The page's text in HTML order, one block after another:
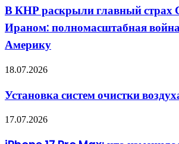
террориста,
чтобы
воевать
с
Россией
раскрыли
главный
страх
перед
полномасштабная
разорит
Америку
В КНР раскрыли главный
Ираном: полномасштабная
Америку
Установка
очистки
воздуха
18.07.2026
Установка систем очистки
iPhone
Pro
17.07.2026